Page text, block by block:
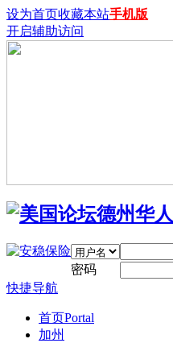
设为首页收藏本站手机版
开启辅助访问
密码
快捷导航
首页Portal
加州